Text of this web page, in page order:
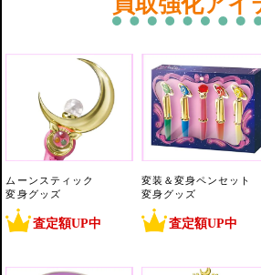
ムーンスティック
変身グッズ
査定額UP中
変装＆変身ペンセット
変身グッズ
査定額UP中